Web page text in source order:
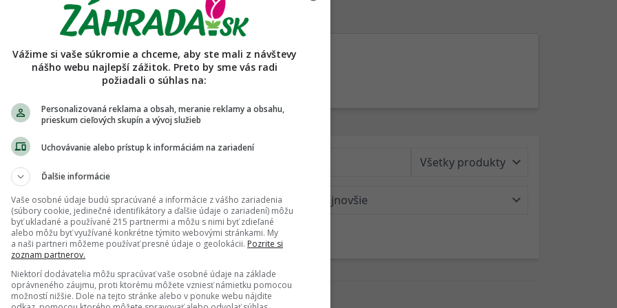
predaja používateľa
nemá vyplnený popis a pravidlá.
Vážime si vaše súkromie a chceme, aby ste mali z návštevy
nášho webu najlepší zážitok. Preto by sme vás radi
požiadali o súhlas na:
Personalizovaná reklama a obsah, meranie reklamy a obsahu,
prieskum cieľových skupín a vývoj služieb
Uchovávanie alebo prístup k informáciám na zariadení
Ďalšie informácie
Vaše osobné údaje budú spracúvané a informácie z vášho zariadenia
(súbory cookie, jedinečné identifikátory a ďalšie údaje o zariadení) môžu
byť ukladané a používané 215 partnermi a môžu s nimi byť zdieľané
alebo môžu byť využívané konkrétne týmito webovými stránkami. My
a naši partneri môžeme používať presné údaje o geolokácii. Pozrite si
zoznam partnerov.
Niektorí dodávatelia môžu spracúvať vaše osobné údaje na základe
oprávneného záujmu, proti ktorému môžete vzniesť námietku pomocou
možností nižšie. Dole na tejto stránke alebo v ponuke webu nájdite